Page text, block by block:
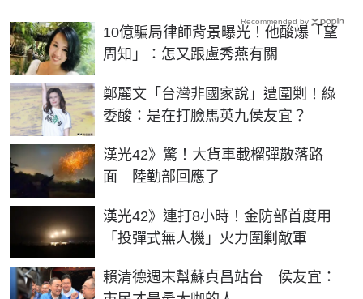
10億騙局律師背景曝光！他酸爆「望
周知」：怎又跟盧秀燕有關
鄭麗文「台灣非國家說」遭圍剿！綠
委酸：是在打臉馬英九侯友宜？
漢光42》驚！大貨車載榴彈散落路
面 陸勤部回應了
漢光42》連打8小時！金防部首度用
「投彈式無人機」火力圍剿敵軍
賴清德週末幫蘇貞昌站台 侯友宜：
Recommended by